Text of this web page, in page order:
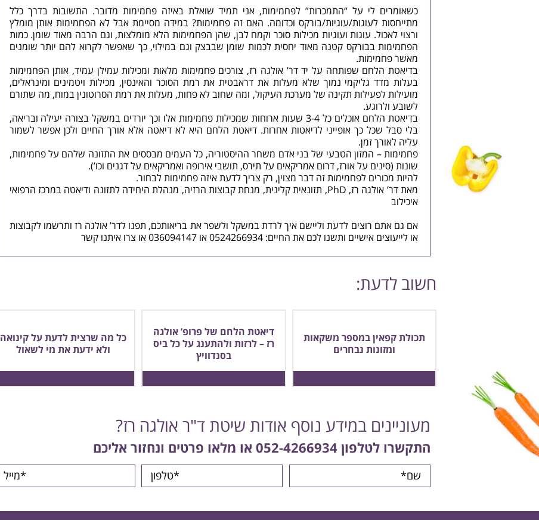
כשאומרים לי על “התמכרות” לפחמימות, אני תמיד שואלת באיזה פחמימות מדובר. התשובות בדרך כלל
מתייחסות לעוגות/עוגיות/בורקס וכדומה. האם זה פחמימות? במידה מסיימת אבל לא הפחמימות אותן מומלץ
ורצוי לאכול. עוגות ועוגיות מכילות סוכר וקמח לבן, שהן הפחמימות הלא מומלצות, וגם הרבה מאוד שומן. כמות
הפחמימות בבורקס קטנה מאוד יחסית לכמות שומן שבבצק וגם במילוי, כך שאפשר לקרוא להם יותר שומנים
מאשר פחמימות.
בדיאטת הלחם שפותחה על יד דר’ אולגה רז, צורכים פחמימות מלאות ומכילות עמילן עמיד, אותן הפחמימות
בעלות מדד גליקמי נמוך שלא מעלות את דראבטית את רמת הסוכר והאינסין, מכילות ויטמינים ומינראלים,
מועילות לפעילות תקינה של מערכת העיקול, ומה שחוב לא פחות, מעלות את רמת הסרוטונין במוח, מה שתורם
לשובע ולרוגע.
בדיאטת הלחם אוכלים כל 3-4 שעות ארוחות שמכילות פחמימות אלו וכך יורדים במשקל בצורה יעילה ובריאה,
בלי סבל שכל כך אופייני לדיאטות אחרות. דיאטת הלחם היא לא דיאטה אלא אורך החיים ולכן אפשר לשמור
עליה לאורך זמן.
פחמימות – המזון הטבעי של בני אדם משחר ההיסטוריה, כל העמים מבססים את התזונה שלהם על פחמימות,
שונות (סינים על אורז, דרום אמריקאים על תירס, תושבי אירופה ואמריקאים על דגנים וכו’).
להיות מכורים לפחמימות זה דבר מצוין, רק צריך לדעת איזה פחמימות לבחור.
מאת דר’ אולגה רז, PhD, תזונאית קלינית, מנחת קבוצות הרזיה, מנהלת היחידה לתזונה ו
דיאטה במרכז הרפואי
איכילוב
אם גם אתם רוצים לדעת וליישם איך לרדת במשקל ולשפר את בריאותכם, תפנו לדר’ אולגה רז ותרשמו לקבוצות
או לייעוצים אישיים ותשנו לכם את החיים: 0524266934 או 036094147 או
צרו איתנו קשר
חשוב לדעת:
תכולת קפאין במספר משקאות
ומזונות נבחרים
דיאטת הלחם של פרופ’ אולגה
רז – לרזות ולהתענג על כל ביס
בסנדוויץ
כל מה שרצית לדעת על קינואה
ולא ידעת את מי לשאול
מעוניינים במידע נוסף אודות שיטת ד"ר אולגה רז?
התקשרו לטלפון 052-4266934 או מלאו פרטים ונחזור אליכם